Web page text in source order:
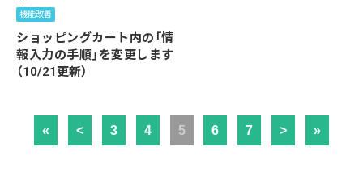
機能改善
ショッピングカート内の「情
報入力の手順」を変更します
（10/21更新）
« < 3 4 5 6 7 > »